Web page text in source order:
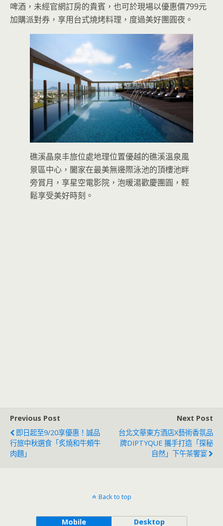
啤酒，未經官網訂房的貴賓，也可於現場以優惠價799元
加購派對券，享用台式燒烤料理，度過美好團圓夜。
礁溪晶泉丰旅位處地理位置優越的礁溪溫泉風
景區中心，闔家在最美無邊際泳池的頂樓池畔
旁賞月，享星空電影院，泡暖湯歡慶團圓，輕
鬆享受美好時刻。
Previous Post
即日起至9/20享優惠！誠品
行旅中秋選食「炙燒和牛頰牛
肉麵」
Next Post
台北文華東方酒店X藝術香氛品
牌DIPTYQUE 攜手打造「探秘
自然」下午茶饗宴
Back to top
Mobile Desktop